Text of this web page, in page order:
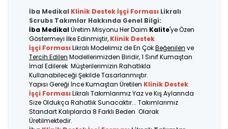
İba Medikal Klinik Destek İşçi Forması Likralı
Scrubs Takımlar Hakkında Genel Bilgi:
İba MedikalÜretim Misyonu Her Daim Kalite'ye Özen
Göstermeyi İlke Edinmiştir, Klinik Destek
İşçi Forması Likralı Modelimiz de En ÇokBeğenilen ve
Tercih Edilen Modellerimizden Biridir, 1 Sınıf Kumaştan
İmal Edilerek Müşterilerimizin Rahatlıkla
Kullanabileceği Şekilde Tasarlanmıştır.
Yapısı Gereği İnce Kumaştan Üretilen Klinik Destek
İşçi Forması Likralı Takımlarımız Yaz ve Kış Aylarında
Size Oldukça Rahatlık Sunacaktır... Takımlarımız
Standart Kalıplarda 8 Farklı Beden Olarak
Üretilmektedir.